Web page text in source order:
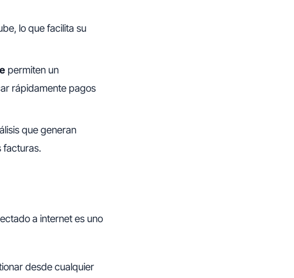
lo que facilita su
permiten un
rápidamente pagos
que generan
facturas.
a internet es uno
desde cualquier